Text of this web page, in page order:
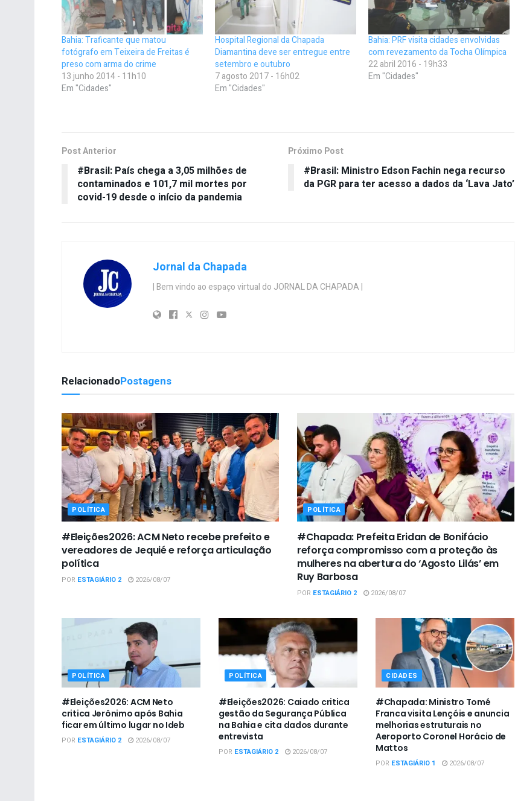
Bahia: Traficante que matou
fotógrafo em Teixeira de Freitas é
preso com arma do crime
13 junho 2014 - 11h10
Em "Cidades"
Hospital Regional da Chapada
Diamantina deve ser entregue entre
setembro e outubro
7 agosto 2017 - 16h02
Em "Cidades"
Bahia: PRF visita cidades envolvidas
com revezamento da Tocha Olímpica
22 abril 2016 - 19h33
Em "Cidades"
Post Anterior
#Brasil: País chega a 3,05 milhões de
contaminados e 101,7 mil mortes por
covid-19 desde o início da pandemia
Próximo Post
#Brasil: Ministro Edson Fachin nega recurso
da PGR para ter acesso a dados da ‘Lava Jato’
Jornal da Chapada
| Bem vindo ao espaço virtual do JORNAL DA CHAPADA |
RelacionadoPostagens
POLÍTICA
#Eleições2026: ACM Neto recebe prefeito e
vereadores de Jequié e reforça articulação
política
POR ESTAGIÁRIO 2 2026/08/07
POLÍTICA
#Chapada: Prefeita Eridan de Bonifácio
reforça compromisso com a proteção às
mulheres na abertura do ‘Agosto Lilás’ em
Ruy Barbosa
POR ESTAGIÁRIO 2 2026/08/07
POLÍTICA
#Eleições2026: ACM Neto
critica Jerônimo após Bahia
ficar em último lugar no Ideb
POR ESTAGIÁRIO 2 2026/08/07
POLÍTICA
#Eleições2026: Caiado critica
gestão da Segurança Pública
na Bahia e cita dados durante
entrevista
POR ESTAGIÁRIO 2 2026/08/07
CIDADES
#Chapada: Ministro Tomé
Franca visita Lençóis e anuncia
melhorias estruturais no
Aeroporto Coronel Horácio de
Mattos
POR ESTAGIÁRIO 1 2026/08/07